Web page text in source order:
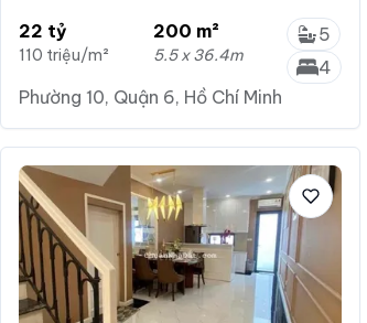
22 tỷ
110 triệu/m²
200 m²
5.5 x 36.4m
5
4
Phường 10, Quận 6, Hồ Chí Minh